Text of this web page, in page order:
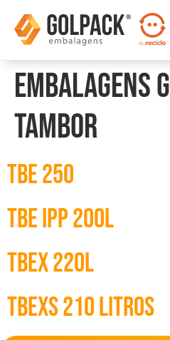
Embalagens
Tambor
TBE 250
Tbe IPP 200L
Tbex 220L
TbexS 210 litros